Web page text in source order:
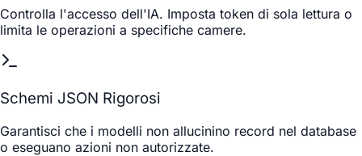
Controlla l'accesso dell'IA. Imposta token di sola lettura o
limita le operazioni a specifiche camere.
Schemi JSON Rigorosi
Garantisci che i modelli non allucinino record nel database
o eseguano azioni non autorizzate.